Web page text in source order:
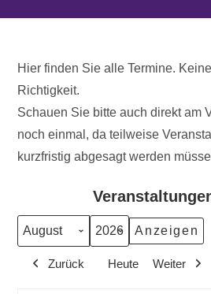
Hier finden Sie alle Termine.
Richtigkeit.
Schauen Sie bitte auch direkt am
noch einmal, da teilweise
kurzfristig abgesagt werden
Monat
Jahr
Zurück
Heute Weiter